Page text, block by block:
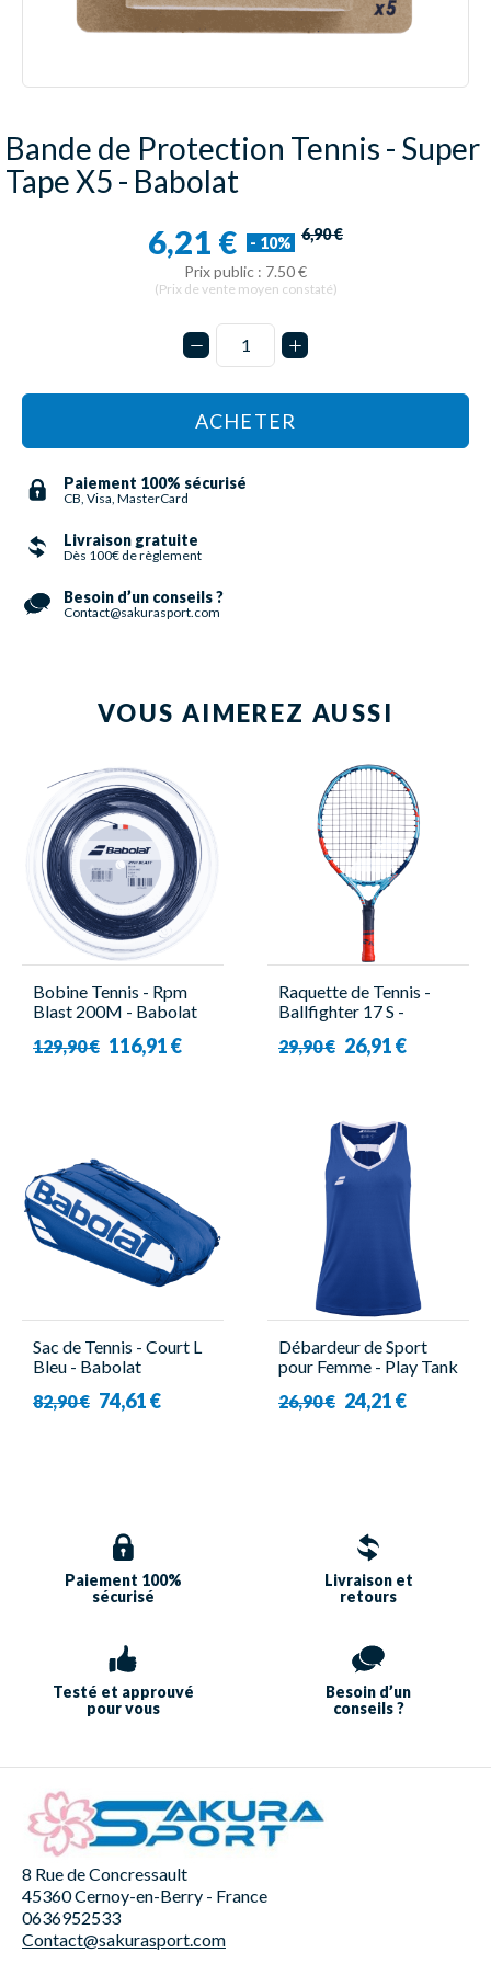
Bande de Protection Tennis - Super
Tape X5 - Babolat
6,21 € - 10% 6,90 €
Prix public : 7.50 €
(Prix de vente moyen constaté)
ACHETER
Paiement 100% sécurisé
CB, Visa, MasterCard
Livraison gratuite
Dès 100€ de règlement
Besoin d’un conseils ?
Contact@sakurasport.com
VOUS AIMEREZ AUSSI
Bobine Tennis - Rpm
Blast 200M - Babolat
129,90 € 116,91 €
Raquette de Tennis -
Ballfighter 17 S -
29,90 € 26,91 €
Sac de Tennis - Court L
Bleu - Babolat
82,90 € 74,61 €
Débardeur de Sport
pour Femme - Play Tank
26,90 € 24,21 €
Paiement 100%
sécurisé
Livraison et
retours
Testé et approuvé
pour vous
Besoin d’un
conseils ?
8 Rue de Concressault
45360 Cernoy-en-Berry - France
0636952533
Contact@sakurasport.com